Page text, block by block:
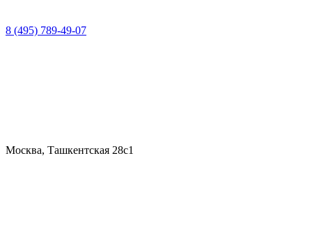
8 (495) 789-49-07
Москва, Ташкентская 28с1